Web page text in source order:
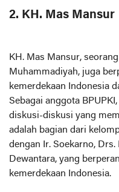
2. KH. Mas Mansur
KH. Mas Mansur,
Muhammadiyah, juga
kemerdekaan Indonesia
Sebagai anggota
diskusi-diskusi yang
adalah bagian dari
dengan Ir. Soekarno,
Dewantara, yang
kemerdekaan Indonesia.